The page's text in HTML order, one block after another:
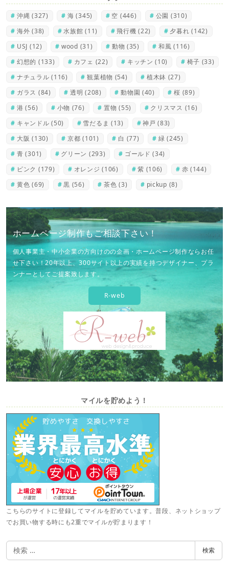
沖縄 (327) 海 (345) 空 (446) 公園 (310)
海外 (38) 水族館 (11) 飛行機 (22) 夕暮れ (142)
USJ (12) wood (31) 動物 (35) 和風 (116)
幻想的 (133) カフェ (22) キッチン (10) 椅子 (33)
ナチュラル (116) 観葉植物 (54) 植木鉢 (27)
ガラス (84) 透明 (208) 動物園 (40) 桜 (89)
港 (56) 小物 (76) 置物 (55) クリスマス (16)
キャンドル (50) 雪だるま (13) 神戸 (83)
大阪 (130) 京都 (101) 白 (77) 緑 (245)
青 (301) グリーン (293) ゴールド (34)
ピンク (179) オレンジ (106) 紫 (106) 赤 (144)
黄色 (69) 黒 (56) 茶色 (3) pickup (8)
ホームページ制作もご相談下さい！
個人事業主・中小企業の方向けのの企画・ホームページ制作ならお任
せ下さい！20年以上、300サイト以上の実績を持つデザイナー、プラ
ンナーとしてご提案致します。
R-web
マイルを貯めよう！
こちらのサイトに登録してマイルを貯めています。普段、ネットショップ
でお買い物する時にも2重でマイルが貯まります！
検
索
検索